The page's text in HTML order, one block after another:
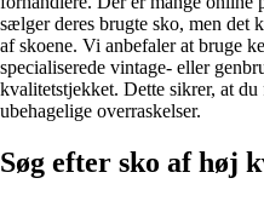
sælger deres brugte sko, men det
af skoene. Vi anbefaler at bruge
specialiserede vintage- eller
kvalitetstjekket. Dette sikrer, at
ubehagelige overraskelser.
Søg efter sko af høj